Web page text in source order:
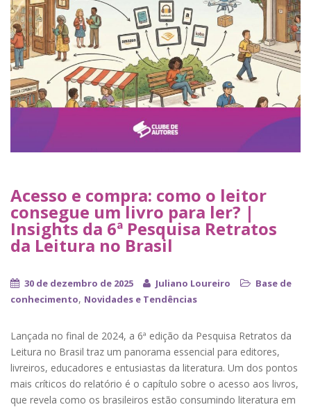
Acesso e compra: como o leitor
consegue um livro para ler? |
Insights da 6ª Pesquisa Retratos
da Leitura no Brasil
30 de dezembro de 2025 Juliano Loureiro
Base de
conhecimento, Novidades e Tendências
Lançada no final de 2024, a 6ª edição da Pesquisa Retratos da
Leitura no Brasil traz um panorama essencial para editores,
livreiros, educadores e entusiastas da literatura. Um dos pontos
mais críticos do relatório é o capítulo sobre o acesso aos livros,
que revela como os brasileiros estão consumindo literatura em